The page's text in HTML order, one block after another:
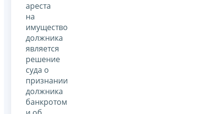
ареста
на
имущество
должника
является
решение
суда о
признании
должника
банкротом